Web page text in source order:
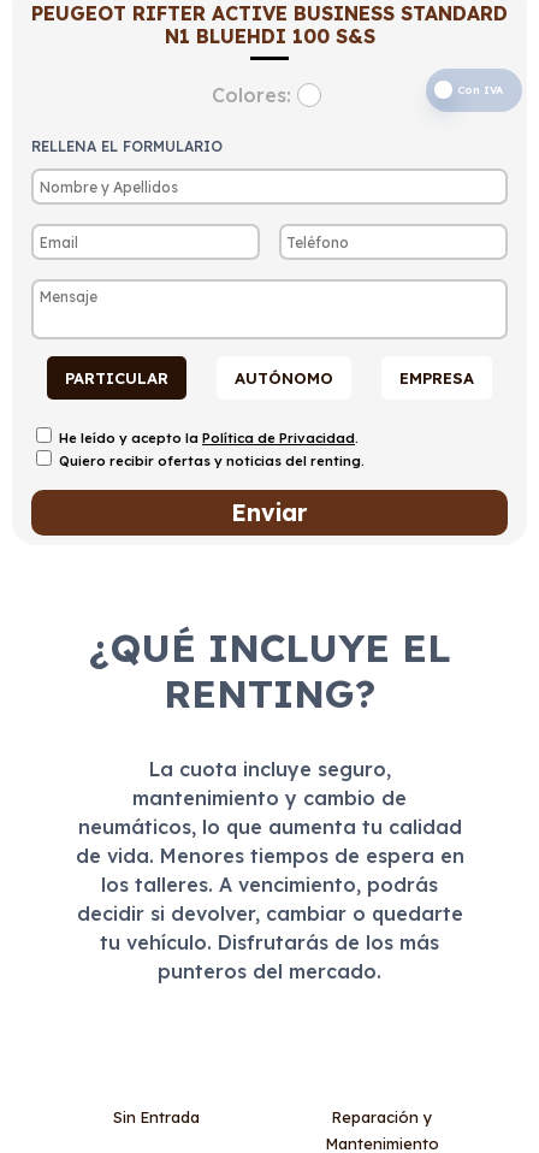
PEUGEOT RIFTER ACTIVE BUSINESS STANDARD
N1 BLUEHDI 100 S&S
Con IVA
Colores:
RELLENA EL FORMULARIO
PARTICULAR AUTÓNOMO EMPRESA
He leído y acepto la Política de Privacidad.
Quiero recibir ofertas y noticias del renting.
¿QUÉ INCLUYE EL
RENTING?
La cuota incluye seguro,
mantenimiento y cambio de
neumáticos, lo que aumenta tu calidad
de vida. Menores tiempos de espera en
los talleres. A vencimiento, podrás
decidir si devolver, cambiar o quedarte
tu vehículo. Disfrutarás de los más
punteros del mercado.
Sin Entrada
Reparación y
Mantenimiento